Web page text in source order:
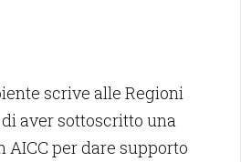
scrive alle Regioni
aver sottoscritto una
AICC per dare supporto